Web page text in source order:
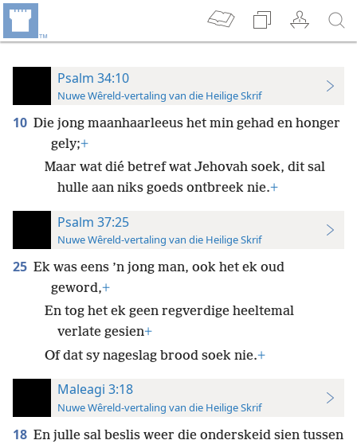
Psalm 34:10
Nuwe Wêreld-vertaling van die Heilige Skrif
10 Die jong maanhaarleeus het min gehad en honger
gely;+
Maar wat dié betref wat Jehovah soek, dit sal
hulle aan niks goeds ontbreek nie.+
Psalm 37:25
Nuwe Wêreld-vertaling van die Heilige Skrif
25 Ek was eens ’n jong man, ook het ek oud
geword,+
En tog het ek geen regverdige heeltemal
verlate gesien+
Of dat sy nageslag brood soek nie.+
Maleagi 3:18
Nuwe Wêreld-vertaling van die Heilige Skrif
18 En julle sal beslis weer die onderskeid sien tussen